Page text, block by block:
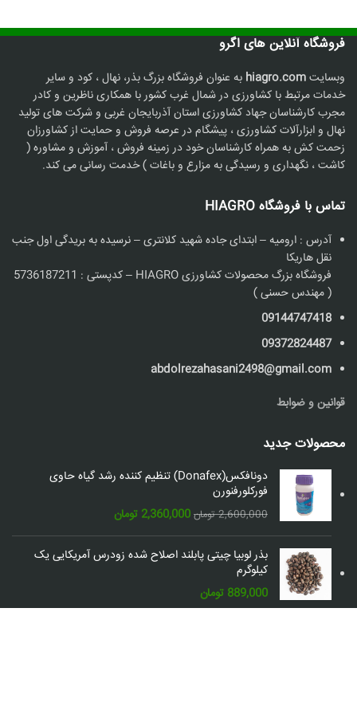
فروشگاه آنلاین های اگرو
وبسایتhiagro.com به عنوان فروشگاه بزرگ بذر، نهال ، کود و سایر
خدمات مرتبط با کشاورزی در شمال غرب کشور با همکاری ناظرین و کادر
مجرب کارشناسان جهاد کشاورزی استان آذربایجان غربی و شرکت های تولید
نهال و ابزارآلات کشاورزی ، پیشگام در عرصه فروش و حمایت از کشاورزان
زحمت کش به همراه کارشناسان خود در زمینه فروش ، آموزش و مشاوره (
کاشت ، نگهداری و رسیدگی به مزارع و باغات ) خدمت رسانی می کند.
تماس با فروشگاه HIAGRO
آدرس : ارومیه – ابتدای جاده شهید کلانتری – نرسیده به بریدگی اول جنب
نقل هاریکا
فروشگاه بزرگ محصولات کشاورزی HIAGRO – کدپستی : 5736187211
( مهندس حسنی )
09144747418
09372824487
abdolrezahasani2498@gmail.com
قوانین و ضوابط
محصولات جدید
دونافکس(Donafex) تنظیم کننده رشد گیاه حاوی
فورکلورفنورن
2,600,000 تومان قیمت
اصلی:
2,600,000 تومان
2,360,000 تومانقیمت
فعلی:
2,360,000 تومان.
بذر لوبیا چیتی پابلند اصلاح شده زودرس آمریکایی یک
کیلوگرم
889,000 تومان